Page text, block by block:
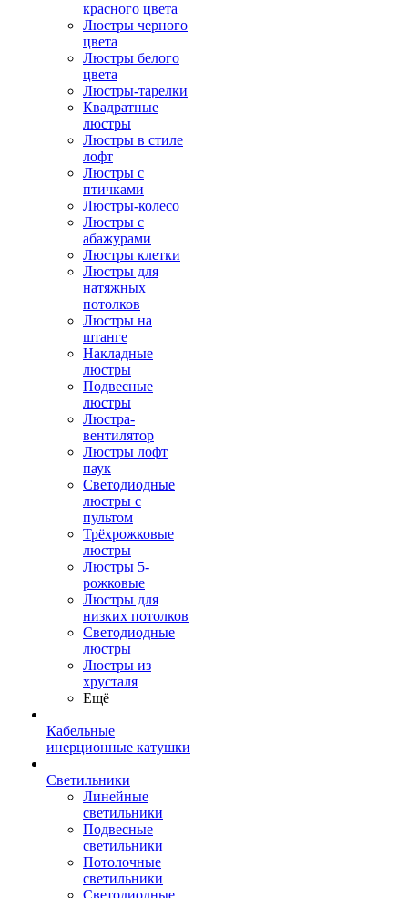
красного цвета
Люстры черного
цвета
Люстры белого
цвета
Люстры-тарелки
Квадратные
люстры
Люстры в стиле
лофт
Люстры с
птичками
Люстры-колесо
Люстры с
абажурами
Люстры клетки
Люстры для
натяжных
потолков
Люстры на
штанге
Накладные
люстры
Подвесные
люстры
Люстра-
вентилятор
Люстры лофт
паук
Светодиодные
люстры с
пультом
Трёхрожковые
люстры
Люстры 5-
рожковые
Люстры для
низких потолков
Cветодиодные
люстры
Люстры из
хрусталя
Ещё
Кабельные
инерционные катушки
Светильники
Линейные
светильники
Подвесные
светильники
Потолочные
светильники
Светодиодные